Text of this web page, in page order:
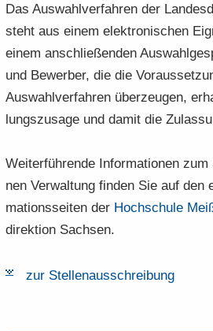
Das Aus­wahl­ver­fah­ren der
steht aus einem elek­tro­ni­schen
einem an­schlie­ßen­den
und Be­wer­ber, die die
Aus­wahl­ver­fah­ren über­zeu­gen,
lungs­zu­sa­ge und damit die
Wei­ter­füh­ren­de In­for­ma­tio­nen
nen Ver­wal­tung fin­den Sie auf
ma­ti­ons­sei­ten der Hoch­schu­le
di­rek­ti­on Sach­sen.
zur Stel­len­aus­schrei­bung